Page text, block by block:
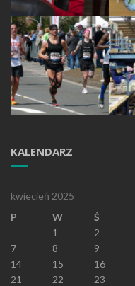
KALENDARZ
kwiecień 2025
P
W Ś
1
2
7
8 9
14
15 16
21
22 23